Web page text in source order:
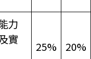
力
實
25% 20%